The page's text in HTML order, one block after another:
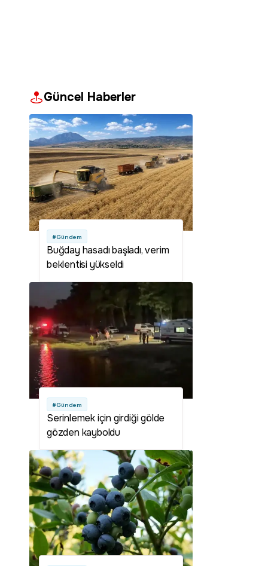
Güncel Haberler
#Gündem
Buğday hasadı başladı, verim
beklentisi yükseldi
#Gündem
Serinlemek için girdiği gölde
gözden kayboldu